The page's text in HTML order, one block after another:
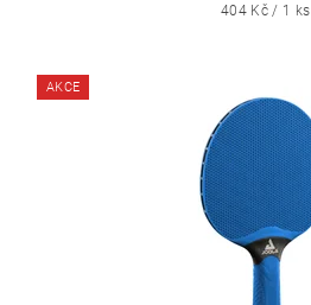
404 Kč / 1 ks
AKCE